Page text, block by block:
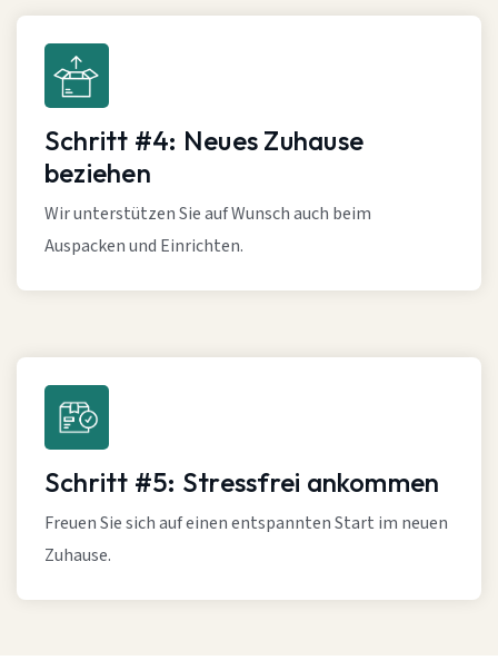
Schritt #4: Neues Zuhause
beziehen
Wir unterstützen Sie auf Wunsch auch beim
Auspacken und Einrichten.
Schritt #5: Stressfrei ankommen
Freuen Sie sich auf einen entspannten Start im neuen
Zuhause.